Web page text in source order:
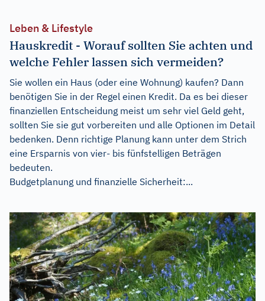
Leben & Lifestyle
Hauskredit - Worauf sollten Sie achten und
welche Fehler lassen sich vermeiden?
Sie wollen ein Haus (oder eine Wohnung) kaufen? Dann
benötigen Sie in der Regel einen Kredit. Da es bei dieser
finanziellen Entscheidung meist um sehr viel Geld geht,
sollten Sie sie gut vorbereiten und alle Optionen im Detail
bedenken. Denn richtige Planung kann unter dem Strich
eine Ersparnis von vier- bis fünfstelligen Beträgen
bedeuten.
Budgetplanung und finanzielle Sicherheit:...